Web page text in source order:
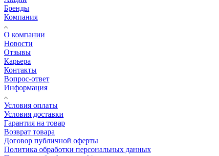
Бренды
Компания
О компании
Новости
Отзывы
Карьера
Контакты
Вопрос-ответ
Информация
Условия оплаты
Условия доставки
Гарантия на товар
Возврат товара
Договор публичной оферты
Политика обработки персональных данных